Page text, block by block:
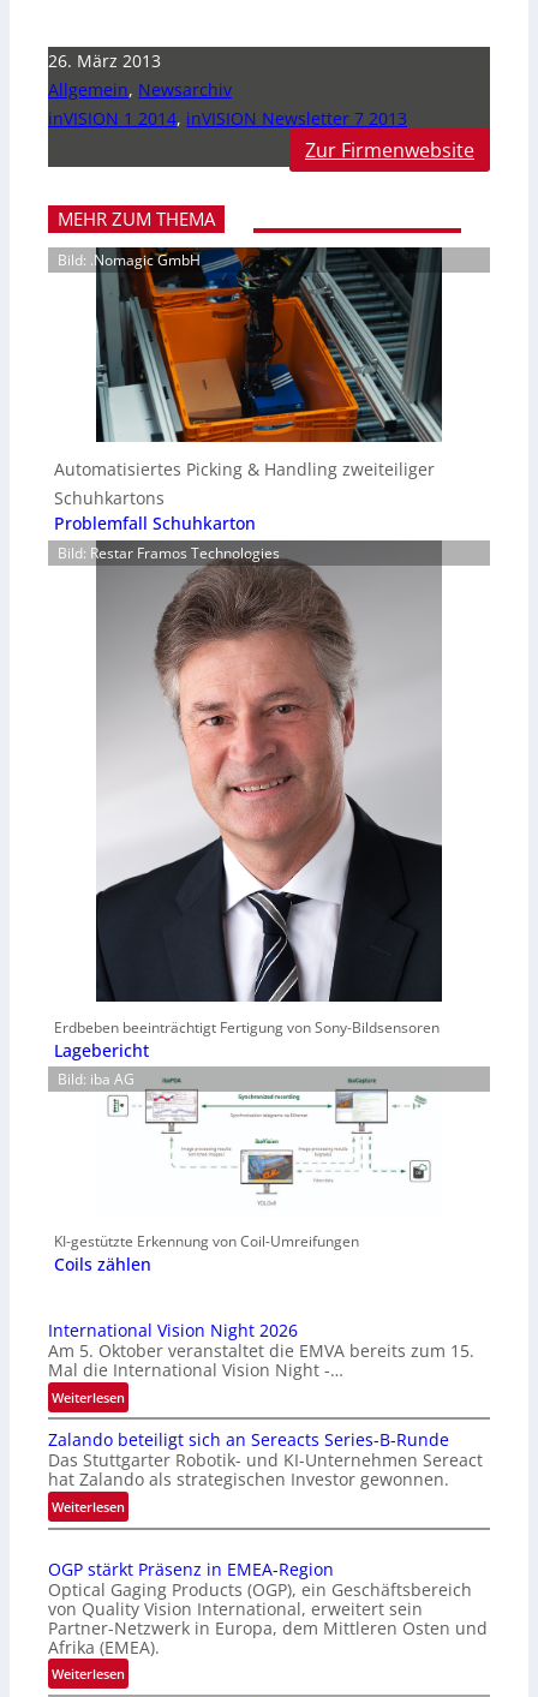
26. März 2013
Allgemein, Newsarchiv
inVISION 1 2014, inVISION Newsletter 7 2013
Zur Firmenwebsite
MEHR ZUM THEMA
Bild: .Nomagic GmbH
Automatisiertes Picking & Handling zweiteiliger
Schuhkartons
Problemfall Schuhkarton
Bild: Restar Framos Technologies
Erdbeben beeinträchtigt Fertigung von Sony-Bildsensoren
Lagebericht
Bild: iba AG
KI-gestützte Erkennung von Coil-Umreifungen
Coils zählen
International Vision Night 2026
Am 5. Oktober veranstaltet die EMVA bereits zum 15.
Mal die International Vision Night -…
Weiterlesen:
I
n
t
e
r
n
t
i
o
n
l
Zalando beteiligt sich an Sereacts Series-B-Runde
Das Stuttgarter Robotik- und KI-Unternehmen Sereact
hat Zalando als strategischen Investor gewonnen.
Weiterlesen:
Z
l
a
n
d
o
b
OGP stärkt Präsenz in EMEA-Region
Optical Gaging Products (OGP), ein Geschäftsbereich
von Quality Vision International, erweitert sein
Partner-Netzwerk in Europa, dem Mittleren Osten und
Afrika (EMEA).
Weiterlesen: